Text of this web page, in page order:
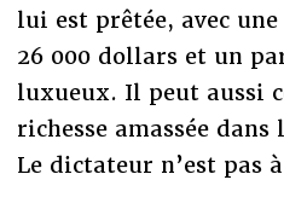
lui est prêtée, avec
26 000 dollars et un
luxueux. Il peut aussi
richesse amassée dans
Le dictateur n’est pas